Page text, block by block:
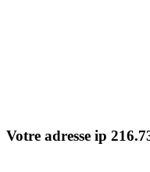
Votre adresse ip